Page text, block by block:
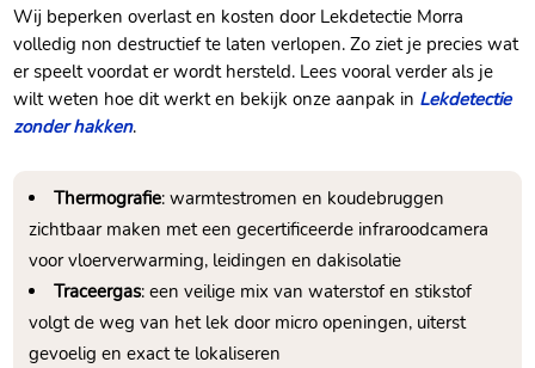
Wij beperken overlast en kosten door Lekdetectie Morra
volledig non destructief te laten verlopen. Zo ziet je precies wat
er speelt voordat er wordt hersteld. Lees vooral verder als je
wilt weten hoe dit werkt en bekijk onze aanpak in Lekdetectie
zonder hakken.
Thermografie: warmtestromen en koudebruggen
zichtbaar maken met een gecertificeerde infraroodcamera
voor vloerverwarming, leidingen en dakisolatie
Traceergas: een veilige mix van waterstof en stikstof
volgt de weg van het lek door micro openingen, uiterst
gevoelig en exact te lokaliseren